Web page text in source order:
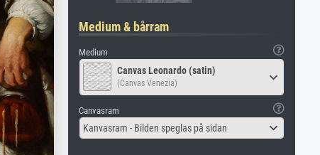
Medium & bårram
Medium
Canvas Leonardo (satin)
(Canvas Venezia)
Canvasram
Kanvasram - Bilden speglas på sidan